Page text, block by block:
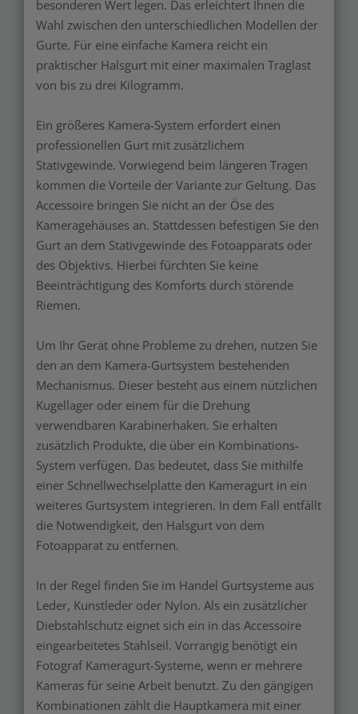
besonderen Wert legen. Das erleichtert Ihnen die
Wahl zwischen den unterschiedlichen Modellen der
Gurte. Für eine einfache Kamera reicht ein
praktischer Halsgurt mit einer maximalen Traglast
von bis zu drei Kilogramm.
Ein größeres Kamera-System erfordert einen
professionellen Gurt mit zusätzlichem
Stativgewinde. Vorwiegend beim längeren Tragen
kommen die Vorteile der Variante zur Geltung. Das
Accessoire bringen Sie nicht an der Öse des
Kameragehäuses an. Stattdessen befestigen Sie den
Gurt an dem Stativgewinde des Fotoapparats oder
des Objektivs. Hierbei fürchten Sie keine
Beeinträchtigung des Komforts durch störende
Riemen.
Um Ihr Gerät ohne Probleme zu drehen, nutzen Sie
den an dem Kamera-Gurtsystem bestehenden
Mechanismus. Dieser besteht aus einem nützlichen
Kugellager oder einem für die Drehung
verwendbaren Karabinerhaken. Sie erhalten
zusätzlich Produkte, die über ein Kombinations-
System verfügen. Das bedeutet, dass Sie mithilfe
einer Schnellwechselplatte den Kameragurt in ein
weiteres Gurtsystem integrieren. In dem Fall entfällt
die Notwendigkeit, den Halsgurt von dem
Fotoapparat zu entfernen.
In der Regel finden Sie im Handel Gurtsysteme aus
Leder, Kunstleder oder Nylon. Als ein zusätzlicher
Diebstahlschutz eignet sich ein in das Accessoire
eingearbeitetes Stahlseil. Vorrangig benötigt ein
Fotograf Kameragurt-Systeme, wenn er mehrere
Kameras für seine Arbeit benutzt. Zu den gängigen
Kombinationen zählt die Hauptkamera mit einer